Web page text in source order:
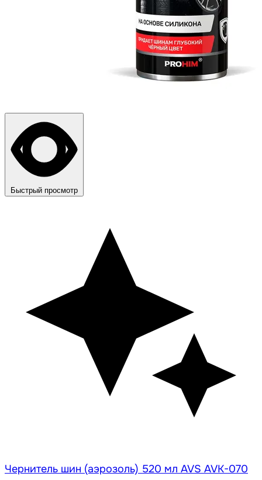
Быстрый просмотр
Чернитель шин (аэрозоль) 520 мл AVS AVK-070